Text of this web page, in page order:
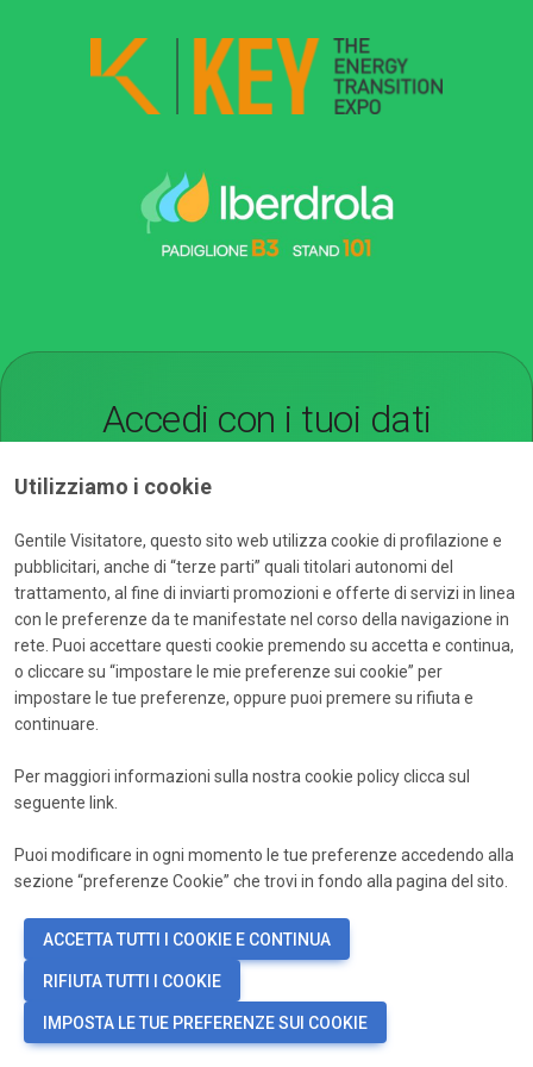
Accedi con i tuoi dati
Password visibility
Accedi
Password dimenticata?
PREFERENZE COOKIElanguage IT
Utilizziamo i cookie
Gentile Visitatore, questo sito web utilizza cookie di profilazione e
pubblicitari, anche di “terze parti” quali titolari autonomi del
trattamento, al fine di inviarti promozioni e offerte di servizi in linea
con le preferenze da te manifestate nel corso della navigazione in
rete. Puoi accettare questi cookie premendo su accetta e continua,
o cliccare su “impostare le mie preferenze sui cookie” per
impostare le tue preferenze, oppure puoi premere su rifiuta e
continuare.
Per maggiori informazioni sulla nostra cookie policy clicca sul
seguente link
Puoi modificare in ogni momento le tue preferenze accedendo alla
sezione “preferenze Cookie” che trovi in fondo alla pagina del sito.
ACCETTA TUTTI I COOKIE E CONTINUA
RIFIUTA TUTTI I COOKIE
IMPOSTA LE TUE PREFERENZE SUI COOKIE